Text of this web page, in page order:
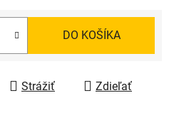
DO KOŠÍKA
Strážiť Zdieľať